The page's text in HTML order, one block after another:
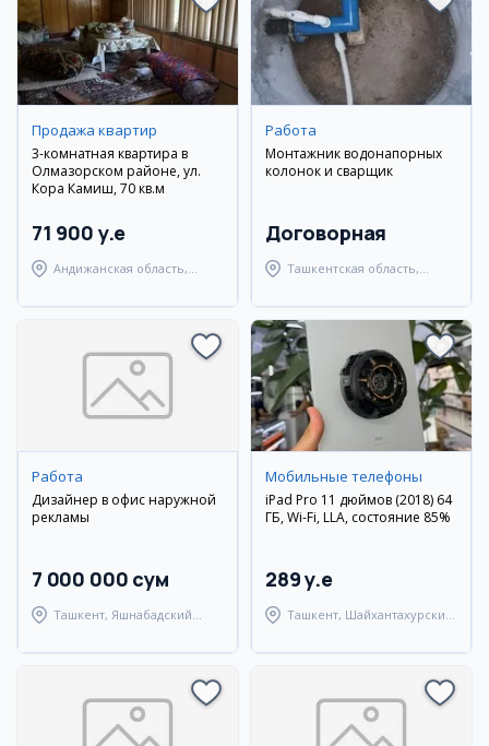
Продажа квартир
3-комнатная квартира в
Олмазорском районе, ул.
Кора Камиш, 70 кв.м
71 900 y.e
Андижанская область,
Работа
Монтажник водонапорных
колонок и сварщик
Договорная
Ташкентская область,
Работа
Дизайнер в офис наружной
рекламы
7 000 000 сум
Ташкент, Яшнабадский
Мобильные телефоны
iPad Pro 11 дюймов (2018) 64
ГБ, Wi-Fi, LLA, состояние 85%
289 y.e
Ташкент, Шайхантахурский